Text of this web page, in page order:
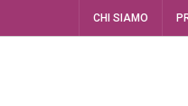
CHI SIAMO